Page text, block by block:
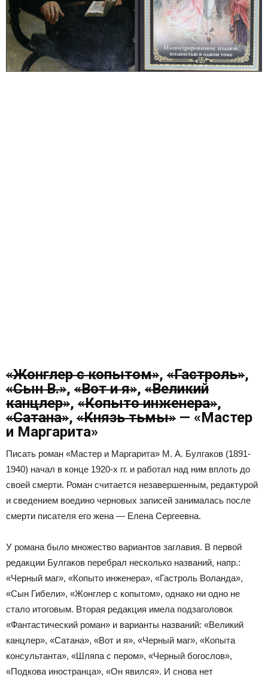
«Жонглер с копытом», «Гастроль»,
«Сын В.», «Вот и я», «Великий
канцлер», «Копыто инженера»,
«Сатана», «Князь тьмы» — «Мастер
и Маргарита»
Писать роман «Мастер и Маргарита» М. А. Булгаков (1891-
1940) начал в конце 1920-х гг. и работал над ним вплоть до
своей смерти. Роман считается незавершенным, редактурой
и сведением воедино черновых записей занималась после
смерти писателя его жена — Елена Сергеевна.
У романа было множество вариантов заглавия. В первой
редакции Булгаков перебрал несколько названий, напр.:
«Черный маг», «Копыто инженера», «Гастроль Воланда»,
«Сын Гибели», «Жонглер с копытом», однако ни одно не
стало итоговым. Вторая редакция имела подзаголовок
«Фантастический роман» и варианты названий: «Великий
канцлер», «Сатана», «Вот и я», «Черный маг», «Копыта
консультанта», «Шляпа с пером», «Черный богослов»,
«Подкова иностранца», «Он явился». И снова нет